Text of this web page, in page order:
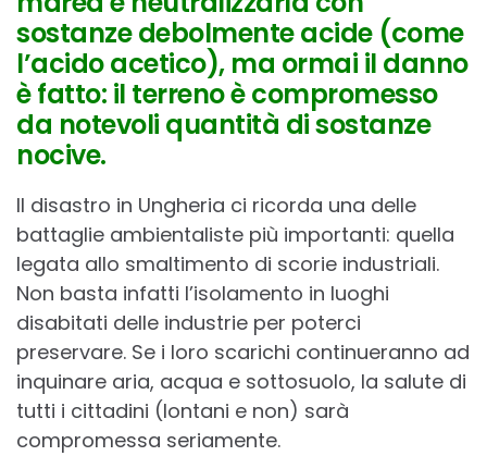
sostanze debolmente acide (come
l’acido acetico), ma ormai il danno
è fatto: il terreno è compromesso
da notevoli quantità di sostanze
nocive.
Il disastro in Ungheria ci ricorda una delle
battaglie ambientaliste più importanti: quella
legata allo smaltimento di scorie industriali.
Non basta infatti l’isolamento in luoghi
disabitati delle industrie per poterci
preservare. Se i loro scarichi continueranno ad
inquinare aria, acqua e sottosuolo, la salute di
tutti i cittadini (lontani e non) sarà
compromessa seriamente.